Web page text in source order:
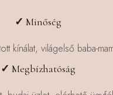
✓ Minőség
kínálat, világelső baba-
✓ Megbízhatóság